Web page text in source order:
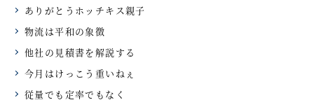
ありがとうホッチキス親子
物流は平和の象徴
他社の見積書を解説する
今月はけっこう重いねぇ
従量でも定率でもなく